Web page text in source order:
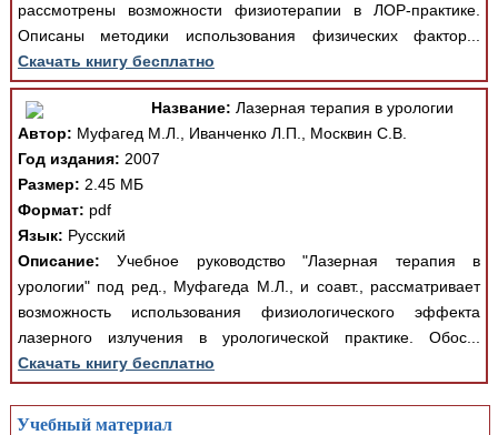
рассмотрены возможности физиотерапии в ЛОР-практике.
Описаны методики использования физических фактор...
Скачать книгу бесплатно
Название: Лазерная терапия в урологии
Автор: Муфагед М.Л., Иванченко Л.П., Москвин С.В.
Год издания: 2007
Размер: 2.45 МБ
Формат: pdf
Язык: Русский
Описание: Учебное руководство "Лазерная терапия в
урологии" под ред., Муфагеда М.Л., и соавт., рассматривает
возможность использования физиологического эффекта
лазерного излучения в урологической практике. Обос...
Скачать книгу бесплатно
Учебный материал